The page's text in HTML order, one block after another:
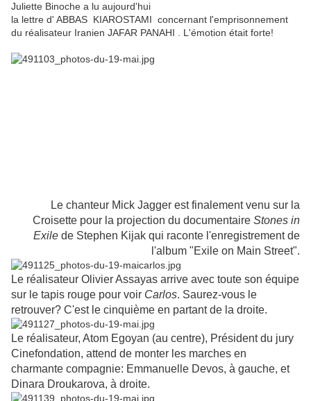
Juliette Binoche a lu aujourd'hui
la lettre d' ABBAS KIAROSTAMI concernant l'emprisonnement
du réalisateur Iranien JAFAR PANAHI . L'émotion était forte!
Le chanteur Mick Jagger est finalement venu sur la
Croisette pour la projection du documentaire Stones in
Exile de Stephen Kijak qui raconte l'enregistrement de
l'album "Exile on Main Street".
Le réalisateur Olivier Assayas arrive avec toute son équipe
sur le tapis rouge pour voir Carlos. Saurez-vous le
retrouver? C'est le cinquième en partant de la droite.
Le réalisateur, Atom Egoyan (au centre), Président du jury
Cinefondation, attend de monter les marches en
charmante compagnie: Emmanuelle Devos, à gauche, et
Dinara Droukarova, à droite.